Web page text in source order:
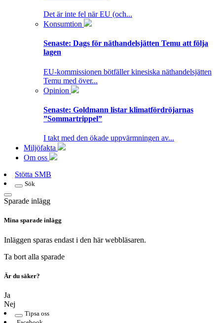
Det är inte fel när EU (och...
Konsumtion
Senaste: Dags för näthandelsjätten Temu att följa
lagen
EU-kommissionen bötfäller kinesiska näthandelsjätten
Temu med över...
Opinion
Senaste: Goldmann listar klimatfördröjarnas
”Sommartrippel”
I takt med den ökade uppvärmningen av...
Miljöfakta
Om oss
Stötta SMB
Sök
Sparade inlägg
Mina sparade inlägg
Inläggen sparas endast i den här webbläsaren.
Ta bort alla sparade
Är du säker?
Ja
Nej
Tipsa oss